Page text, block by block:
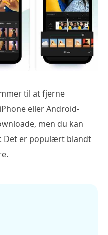
til at fjerne
eller Android-
men du kan
Det er populært blandt